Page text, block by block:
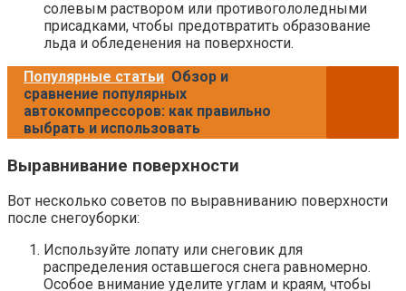
солевым раствором или противогололедными
присадками, чтобы предотвратить образование
льда и обледенения на поверхности.
Популярные статьи Обзор и
сравнение популярных
автокомпрессоров: как правильно
выбрать и использовать
Выравнивание поверхности
Вот несколько советов по выравниванию поверхности
после снегоуборки:
Используйте лопату или снеговик для
распределения оставшегося снега равномерно.
Особое внимание уделите углам и краям, чтобы